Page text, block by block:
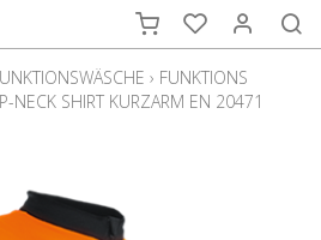
› FUNKTIONS
NECK SHIRT KURZARM EN 20471